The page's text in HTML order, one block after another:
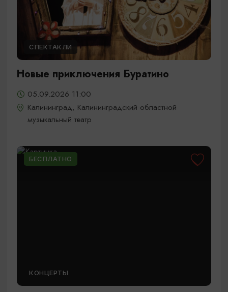
СПЕКТАКЛИ
Новые приключения Буратино
05.09.2026 11:00
Калининград, Калининградский областной
музыкальный театр
БЕСПЛАТНО
КОНЦЕРТЫ